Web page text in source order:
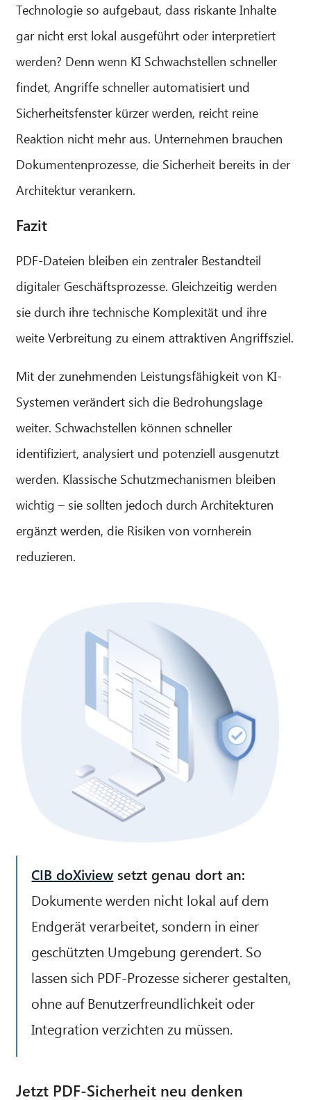
Technologie so aufgebaut, dass riskante Inhalte
gar nicht erst lokal ausgeführt oder interpretiert
werden? Denn wenn KI Schwachstellen schneller
findet, Angriffe schneller automatisiert und
Sicherheitsfenster kürzer werden, reicht reine
Reaktion nicht mehr aus. Unternehmen brauchen
Dokumentenprozesse, die Sicherheit bereits in der
Architektur verankern.
Fazit
PDF-Dateien bleiben ein zentraler Bestandteil
digitaler Geschäftsprozesse. Gleichzeitig werden
sie durch ihre technische Komplexität und ihre
weite Verbreitung zu einem attraktiven Angriffsziel.
Mit der zunehmenden Leistungsfähigkeit von KI-
Systemen verändert sich die Bedrohungslage
weiter. Schwachstellen können schneller
identifiziert, analysiert und potenziell ausgenutzt
werden. Klassische Schutzmechanismen bleiben
wichtig – sie sollten jedoch durch Architekturen
ergänzt werden, die Risiken von vornherein
reduzieren.
CIB doXiview setzt genau dort an:
Dokumente werden nicht lokal auf dem
Endgerät verarbeitet, sondern in einer
geschützten Umgebung gerendert. So
lassen sich PDF-Prozesse sicherer gestalten,
ohne auf Benutzerfreundlichkeit oder
Integration verzichten zu müssen.
Jetzt PDF-Sicherheit neu denken